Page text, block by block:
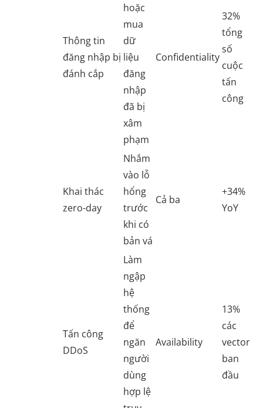
Thông tin
đăng nhập bị
đánh cắp
hoặc
mua
dữ
liệu
đăng
nhập
đã bị
xâm
phạm
Confidentiality
32%
tổng
số
cuộc
tấn
công
Khai thác
zero-day
Nhắm
vào lỗ
hổng
trước
khi có
bản vá
Cả ba
+34%
YoY
Tấn công
DDoS
Làm
ngập
hệ
thống
để
ngăn
người
dùng
hợp lệ
Availability
13%
các
vector
ban
đầu